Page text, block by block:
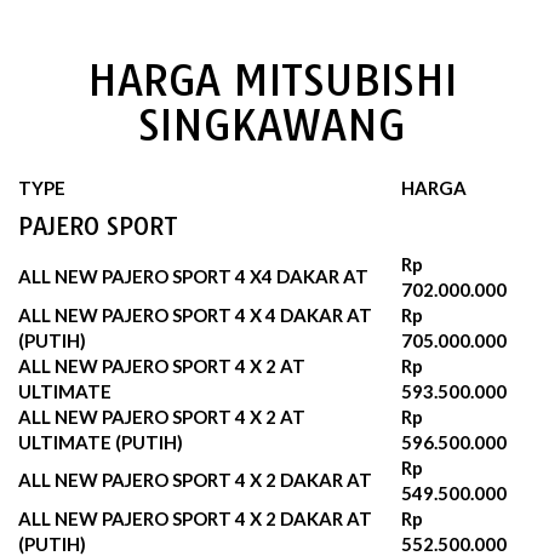
HARGA MITSUBISHI
SINGKAWANG
TYPE HARGA
PAJERO SPORT
ALL NEW PAJERO SPORT 4 X4 DAKAR AT
Rp
702.000.000
ALL NEW PAJERO SPORT 4 X 4 DAKAR AT
(PUTIH)
Rp
705.000.000
ALL NEW PAJERO SPORT 4 X 2 AT
ULTIMATE
Rp
593.500.000
ALL NEW PAJERO SPORT 4 X 2 AT
ULTIMATE (PUTIH)
Rp
596.500.000‬
ALL NEW PAJERO SPORT 4 X 2 DAKAR AT
Rp
549.500.000
ALL NEW PAJERO SPORT 4 X 2 DAKAR AT
(PUTIH)
Rp
552.500.000‬